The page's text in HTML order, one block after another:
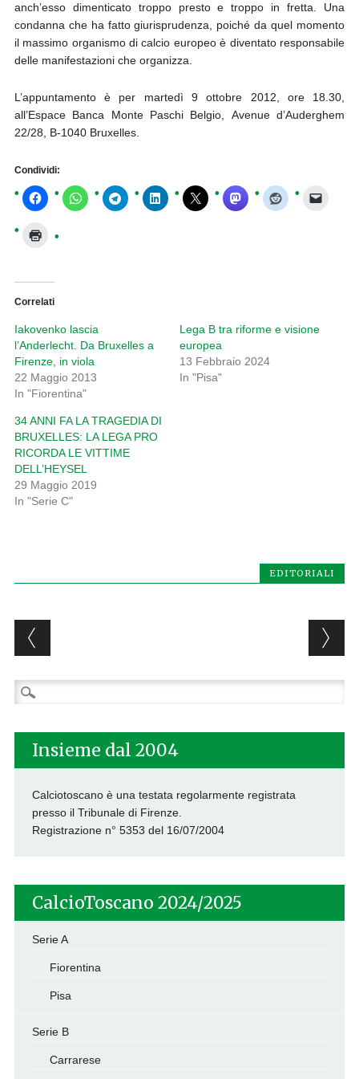
anch’esso dimenticato troppo presto e troppo in fretta. Una
condanna che ha fatto giurisprudenza, poiché da quel momento
il massimo organismo di calcio europeo è diventato responsabile
delle manifestazioni che organizza.
L’appuntamento è per martedì 9 ottobre 2012, ore 18.30,
all’Espace Banca Monte Paschi Belgio, Avenue d’Auderghem
22/28, B-1040 Bruxelles.
Condividi:
Correlati
Iakovenko lascia
l’Anderlecht. Da Bruxelles a
Firenze, in viola
22 Maggio 2013
In "Fiorentina"
Lega B tra riforme e visione
europea
13 Febbraio 2024
In "Pisa"
34 ANNI FA LA TRAGEDIA DI
BRUXELLES: LA LEGA PRO
RICORDA LE VITTIME
DELL’HEYSEL
29 Maggio 2019
In "Serie C"
EDITORIALI
Post navigation
Ricerca
per:
Insieme dal 2004
Calciotoscano è una testata regolarmente registrata
presso il Tribunale di Firenze.
Registrazione n° 5353 del 16/07/2004
CalcioToscano 2024/2025
Serie A
Fiorentina
Pisa
Serie B
Carrarese